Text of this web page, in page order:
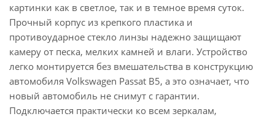
картинки как в светлое, так и в темное время суток.
Прочный корпус из крепкого пластика и
противоударное стекло линзы надежно защищают
камеру от песка, мелких камней и влаги. Устройство
легко монтируется без вмешательства в конструкцию
автомобиля Volkswagen Passat B5, а это означает, что
новый автомобиль не снимут с гарантии.
Подключается практически ко всем зеркалам,